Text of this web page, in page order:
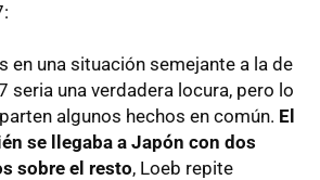
en una situación semejante a la de
seria una verdadera locura, pero lo
algunos hechos en común. El
se llegaba a Japón con dos
sobre el resto, Loeb repite